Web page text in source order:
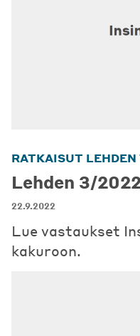
RATKAISUT
Lehden 3/
22.9.2022
Lue vastaukset
kakuroon.